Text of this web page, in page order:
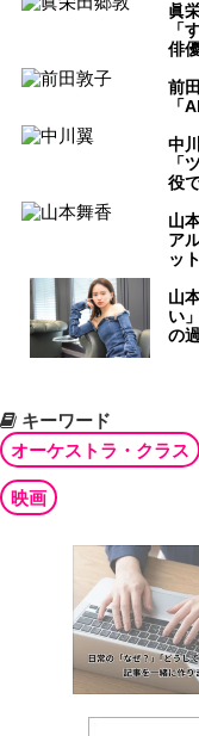
眞
「
俳
前
「
中
「
役
山
ア
ッ
山
い
の
キーワード
オーケストラ・クラス
映画